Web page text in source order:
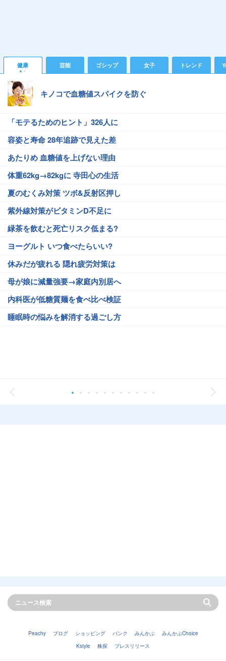
健康 芸能 ゴシップ 女子 トレンド
キノコで血糖値スパイクを防ぐ
「モテるためのヒント」326人に
容姿と寿命 28年追跡で見えた差
あたりめ 血糖値を上げない理由
体重62kg→82kgに 寺田心の生活
夏のむくみ対策 ツボ&反射区押し
紫外線対策がビタミンD不足に
緑茶を飲むと死亡リスク低まる?
ヨーグルト いつ食べたらいい?
休みだが疲れる 隠れ疲労対策は
母が娘に減量強要→家庭内別居へ
内科医が低糖質麺を食べ比べ検証
睡眠時の悩みを解消する過ごし方
Peachy ブログ ショッピング バンク みんかぶ
みんかぶChoice
Kstyle
株探 プレスリリース